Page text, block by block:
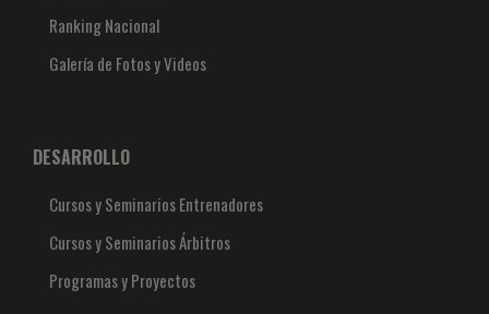
Ranking Nacional
Galería de Fotos y Videos
DESARROLLO
Cursos y Seminarios Entrenadores
Cursos y Seminarios Árbitros
Programas y Proyectos